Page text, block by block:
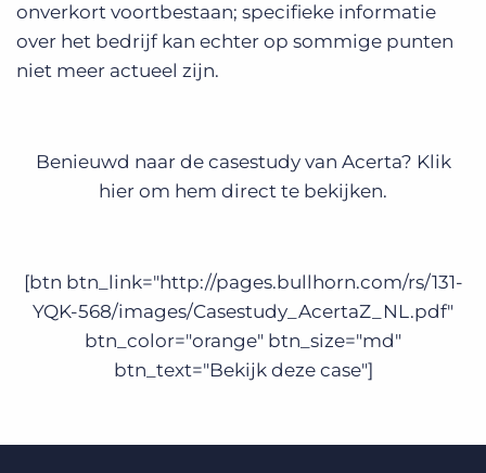
onverkort voortbestaan; specifieke informatie
over het bedrijf kan echter op sommige punten
niet meer actueel zijn.
Benieuwd naar de casestudy van Acerta? Klik
hier om hem direct te bekijken.
[btn btn_link="http://pages.bullhorn.com/rs/131-
YQK-568/images/Casestudy_AcertaZ_NL.pdf"
btn_color="orange" btn_size="md"
btn_text="Bekijk deze case"]